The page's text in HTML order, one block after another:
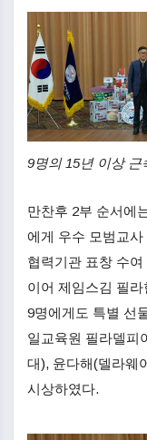
9명의 15년 이상 근
만찬후 2부 순서에
에게 우수 모범교
협력기관 표창 수
이어 제임스김 필
9명에게도 특별 선
일교육원 필라델피
대), 윤다해(델라웨
시상하였다.